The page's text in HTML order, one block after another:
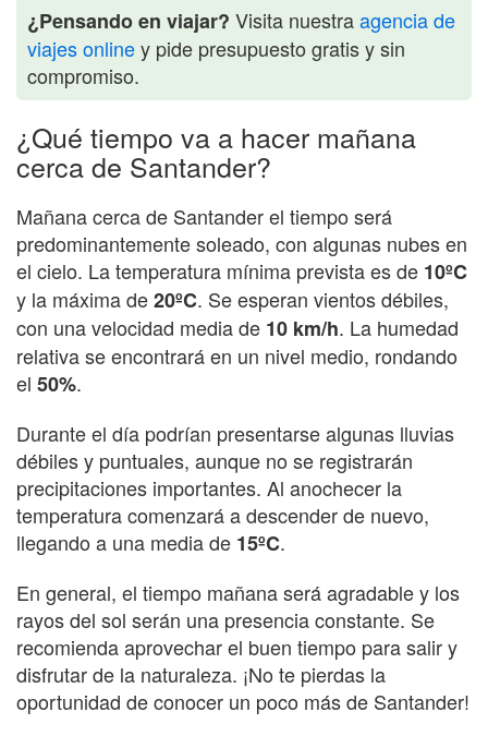
¿Pensando en viajar? Visita nuestraagencia de
viajes onliney pide presupuesto gratis y sin
compromiso.
¿Qué tiempo va a hacer mañana
cerca de Santander?
Mañana cerca de Santander el tiempo será
predominantemente soleado, con algunas nubes en
el cielo. La temperatura mínima prevista es de 10ºC
y la máxima de20ºC. Se esperan vientos débiles,
con una velocidad media de 10 km/h. La humedad
relativa se encontrará en un nivel medio, rondando
el 50%.
Durante el día podrían presentarse algunas lluvias
débiles y puntuales, aunque no se registrarán
precipitaciones importantes. Al anochecer la
temperatura comenzará a descender de nuevo,
llegando a una media de 15ºC.
En general, el tiempo mañana será agradable y los
rayos del sol serán una presencia constante. Se
recomienda aprovechar el buen tiempo para salir y
disfrutar de la naturaleza. ¡No te pierdas la
oportunidad de conocer un poco más de Santander!